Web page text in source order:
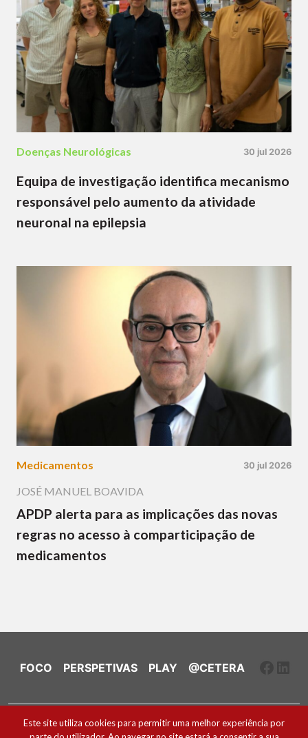
Doenças Neurológicas 30 jul 2026
Equipa de investigação identifica mecanismo
responsável pelo aumento da atividade
neuronal na epilepsia
Medicamentos 30 jul 2026
JOSÉ MANUEL BOAVIDA
APDP alerta para as implicações das novas
regras no acesso à comparticipação de
medicamentos
FOCO PERSPETIVAS PLAY @CETERA
Ficha Técnica e Estatuto Editorial
Este site utiliza cookies para permitir uma melhor experiência por